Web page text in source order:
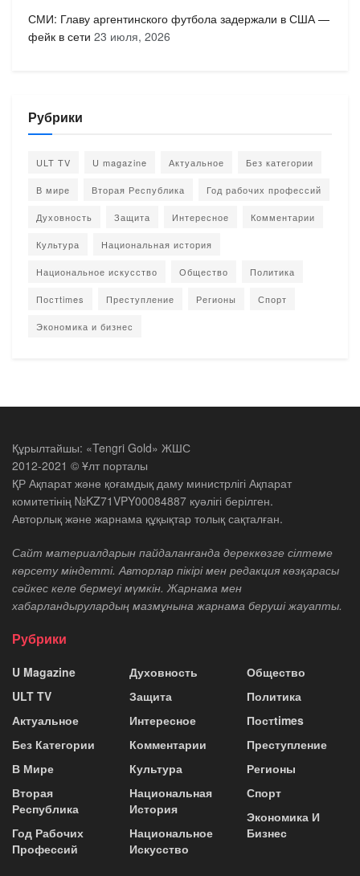
СМИ: Главу аргентинского футбола задержали в США —
фейк в сети 23 июля, 2026
Рубрики
ULT TV U magazine Актуальное Без категории
В мире Вторая Республика Год рабочих профессий
Духовность Защита Интересное Комментарии
Культура Национальная история
Национальное искусство Общество Политика
Постtimes Преступление Регионы Спорт
Экономика и бизнес
Құрылтайшы: «Tengri Gold» ЖШС
2012-2021 © Ұлт порталы
ҚР Ақпарат және қоғамдық даму министрлігі Ақпарат
комитетінің №KZ71VPY00084887 куәлігі берілген.
Авторлық және жарнама құқықтар толық сақталған.
Сайт материалдарын пайдаланғанда дереккөзге сілтеме
көрсету міндетті. Авторлар пікірі мен редакция көзқарасы
сәйкес келе бермеуі мүмкін. Жарнама мен
хабарландырулардың мазмұнына жарнама беруші жауапты.
Рубрики
U Magazine
ULT TV
Актуальное
Без Категории
В Мире
Вторая
Республика
Год Рабочих
Профессий
Духовность
Защита
Интересное
Комментарии
Культура
Национальная
История
Национальное
Искусство
Общество
Политика
Постtimes
Преступление
Регионы
Спорт
Экономика И
Бизнес